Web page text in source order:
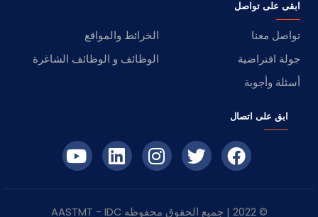
ابقى على تواصل
تواصل معنا
الخرائط والمواقع
جولة افتراضية
الوظائف و الوظائف الشاغرة
أسئلة وأجوبة
ابق على اتصال
© 2022 | جميع الحقوق محفوظه IDC
- AASTMT